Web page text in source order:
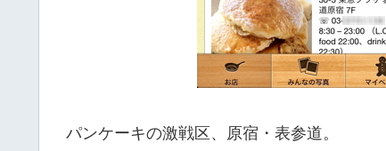
パンケーキの激戦区、原宿・表参道。